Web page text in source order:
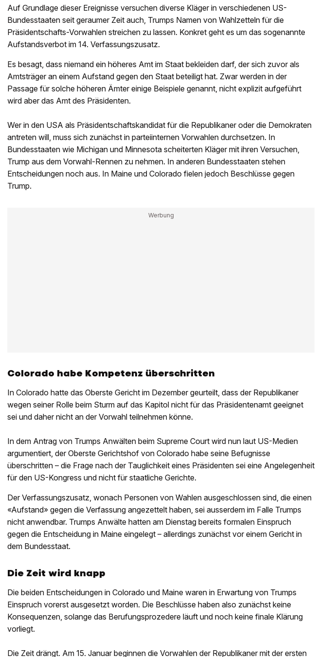
Auf Grundlage dieser Ereignisse versuchen diverse Kläger in verschiedenen US-
Bundesstaaten seit geraumer Zeit auch, Trumps Namen von Wahlzetteln für die
Präsidentschafts-Vorwahlen streichen zu lassen. Konkret geht es um das sogenannte
Aufstandsverbot im 14. Verfassungszusatz.
Es besagt, dass niemand ein höheres Amt im Staat bekleiden darf, der sich zuvor als
Amtsträger an einem Aufstand gegen den Staat beteiligt hat. Zwar werden in der
Passage für solche höheren Ämter einige Beispiele genannt, nicht explizit aufgeführt
wird aber das Amt des Präsidenten.
Wer in den USA als Präsidentschaftskandidat für die Republikaner oder die Demokraten
antreten will, muss sich zunächst in parteiinternen Vorwahlen durchsetzen. In
Bundesstaaten wie Michigan und Minnesota scheiterten Kläger mit ihren Versuchen,
Trump aus dem Vorwahl-Rennen zu nehmen. In anderen Bundesstaaten stehen
Entscheidungen noch aus. In Maine und Colorado fielen jedoch Beschlüsse gegen
Trump.
Colorado habe Kompetenz überschritten
In Colorado hatte das Oberste Gericht im Dezember geurteilt, dass der Republikaner
wegen seiner Rolle beim Sturm auf das Kapitol nicht für das Präsidentenamt geeignet
sei und daher nicht an der Vorwahl teilnehmen könne.
In dem Antrag von Trumps Anwälten beim Supreme Court wird nun laut US-Medien
argumentiert, der Oberste Gerichtshof von Colorado habe seine Befugnisse
überschritten – die Frage nach der Tauglichkeit eines Präsidenten sei eine Angelegenheit
für den US-Kongress und nicht für staatliche Gerichte.
Der Verfassungszusatz, wonach Personen von Wahlen ausgeschlossen sind, die einen
«Aufstand» gegen die Verfassung angezettelt haben, sei ausserdem im Falle Trumps
nicht anwendbar. Trumps Anwälte hatten am Dienstag bereits formalen Einspruch
gegen die Entscheidung in Maine eingelegt – allerdings zunächst vor einem Gericht in
dem Bundesstaat.
Die Zeit wird knapp
Die beiden Entscheidungen in Colorado und Maine waren in Erwartung von Trumps
Einspruch vorerst ausgesetzt worden. Die Beschlüsse haben also zunächst keine
Konsequenzen, solange das Berufungsprozedere läuft und noch keine finale Klärung
vorliegt.
Die Zeit drängt. Am 15. Januar beginnen die Vorwahlen der Republikaner mit der ersten